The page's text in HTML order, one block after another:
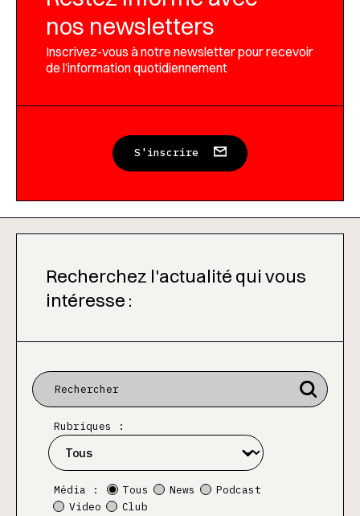
nos newsletters
Inscrivez-vous à notre newsletter pour recevoir
de l’information quotidiennement
S'inscrire
Recherchez l'actualité qui vous
intéresse :
Rubriques :
Média : Tous News
Podcast
Video
Club